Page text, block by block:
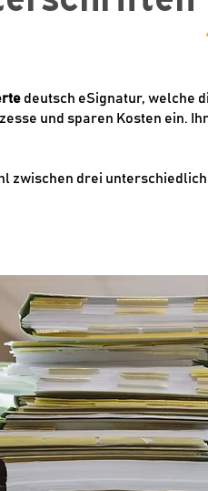
deutsch eSignatur, welche
und sparen Kosten ein.
zwischen drei